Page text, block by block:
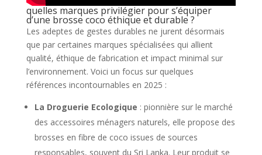
quelles marques privilégier pour s’équiper
d’une brosse coco éthique et durable ?
Les adeptes de gestes durables ne jurent désormais
que par certaines marques spécialisées qui allient
qualité, éthique de fabrication et impact minimal sur
l’environnement. Voici un focus sur quelques
références incontournables en 2025 :
La Droguerie Ecologique : pionnière sur le marché
des accessoires ménagers naturels, elle propose des
brosses en fibre de coco issues de sources
responsables, souvent du Sri Lanka. Leur produit se